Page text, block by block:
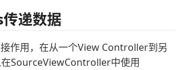
递数据
作用，在从一个View Controller到另
SourceViewController中使用